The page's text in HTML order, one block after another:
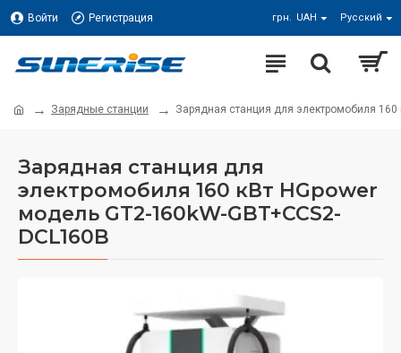
Войти Регистрация грн. UAH Русский
Зарядные станции Зарядная станция для электромобиля 160
Зарядная станция для
электромобиля 160 кВт HGpower
модель GT2-160kW-GBT+CCS2-
DCL160B